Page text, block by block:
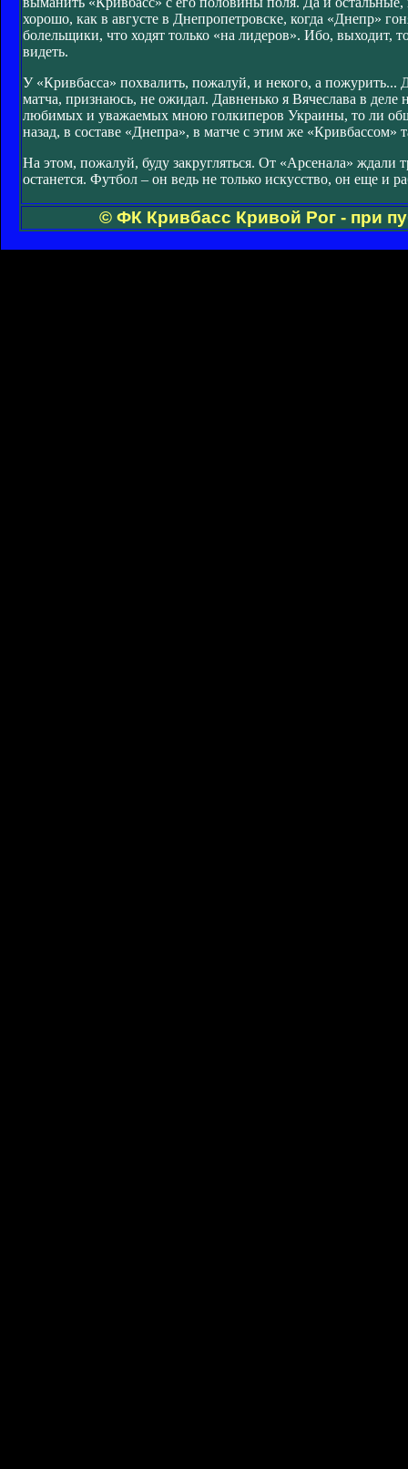
хорошо, как в августе в Днепропетровске, когда «Днепр»
болельщики, что ходят только «на лидеров». Ибо, выходит,
видеть.
У «Кривбасса» похвалить, пожалуй, и некого, а пожурить...
матча, признаюсь, не ожидал. Давненько я Вячеслава в
любимых и уважаемых мною голкиперов Украины, то ли
назад, в составе «Днепра», в матче с этим же
На этом, пожалуй, буду закругляться. От «Арсенала» ждали
останется. Футбол – он ведь не только искусство, он еще и
© ФК Кривбасс Кривой Рог - при